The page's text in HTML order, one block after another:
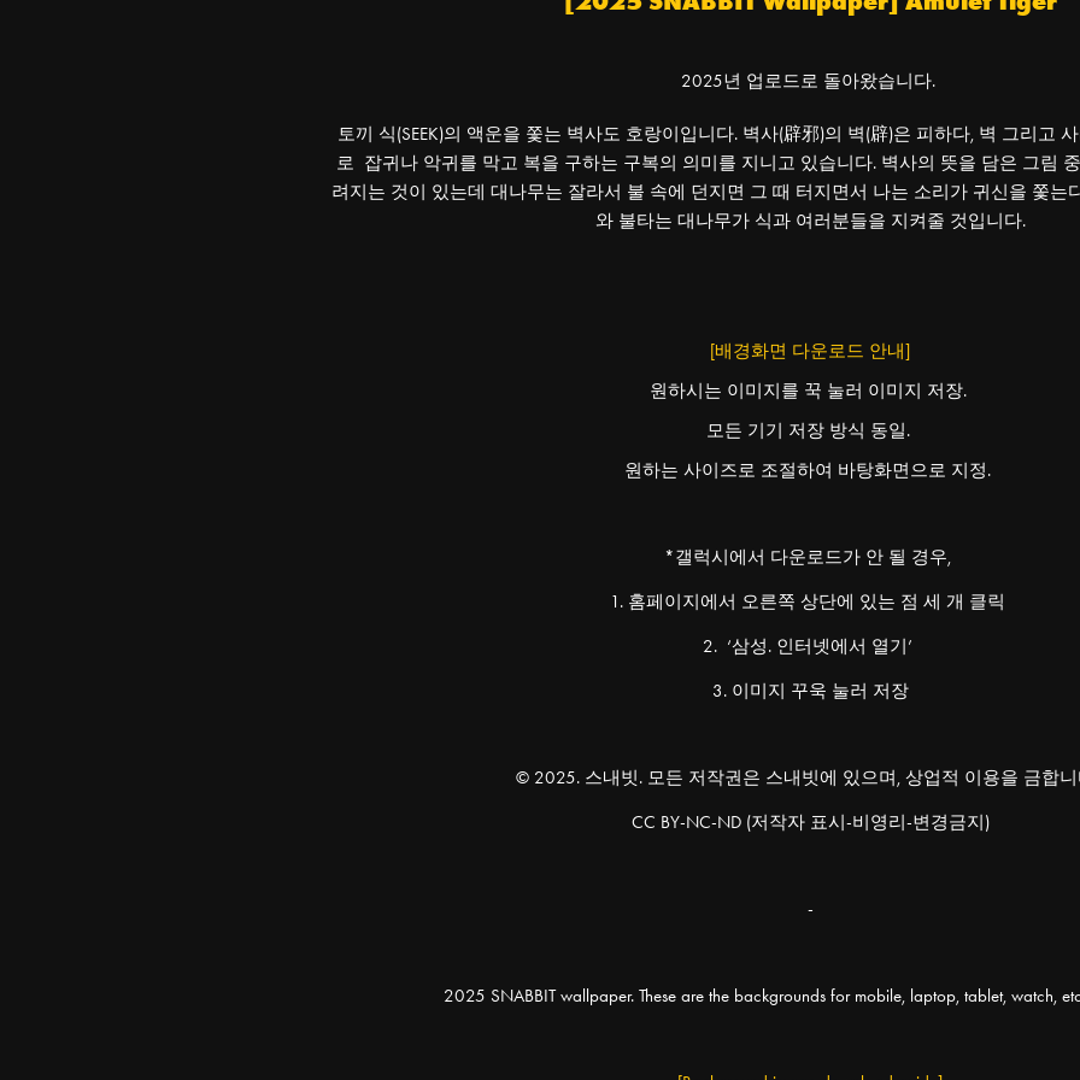
2025년 업로드로 돌아왔습니다.
토끼 식(SEEK)의 액운을 쫓는 벽사도 호랑이입니다. 벽사(辟邪)의 벽(辟)은 피하다, 벽 그리고
로 잡귀나 악귀를 막고 복을 구하는 구복의 의미를 지니고 있습니다. 벽사의 뜻을 담은 그림
려지는 것이 있는데 대나무는 잘라서 불 속에 던지면 그 때 터지면서 나는 소리가 귀신을 쫓는
와 불타는 대나무가 식과 여러분들을 지켜줄 것입니다.
[배경화면 다운로드 안내]
원하시는 이미지를 꾹 눌러 이미지 저장.
모든 기기 저장 방식 동일.
원하는 사이즈로 조절하여 바탕화면으로 지정.
*갤럭시에서 다운로드가 안 될 경우,
1. 홈페이지에서 오른쪽 상단에 있는 점 세 개 클릭
2. ‘삼성. 인터넷에서 열기’
3. 이미지 꾸욱 눌러 저장
© 2025. 스내빗. 모든 저작권은 스내빗에 있으며, 상업적 이용을 금합니
CC BY-NC-ND (저작자 표시-비영리-변경금지)
-
2025 SNABBIT wallpaper. These are the backgrounds for mobile, laptop, tablet, watch,